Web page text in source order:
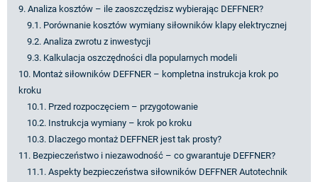
9. Analiza kosztów – ile zaoszczędzisz wybierając DEFFNER?
9.1. Porównanie kosztów wymiany siłowników klapy elektrycznej
9.2. Analiza zwrotu z inwestycji
9.3. Kalkulacja oszczędności dla popularnych modeli
10. Montaż siłowników DEFFNER – kompletna instrukcja krok po
kroku
10.1. Przed rozpoczęciem – przygotowanie
10.2. Instrukcja wymiany – krok po kroku
10.3. Dlaczego montaż DEFFNER jest tak prosty?
11. Bezpieczeństwo i niezawodność – co gwarantuje DEFFNER?
11.1. Aspekty bezpieczeństwa siłowników DEFFNER Autotechnik